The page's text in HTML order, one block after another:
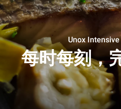
Unox
每时每刻，